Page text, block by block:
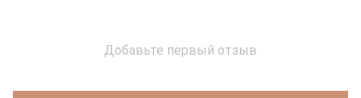
Добавьте первый отзыв